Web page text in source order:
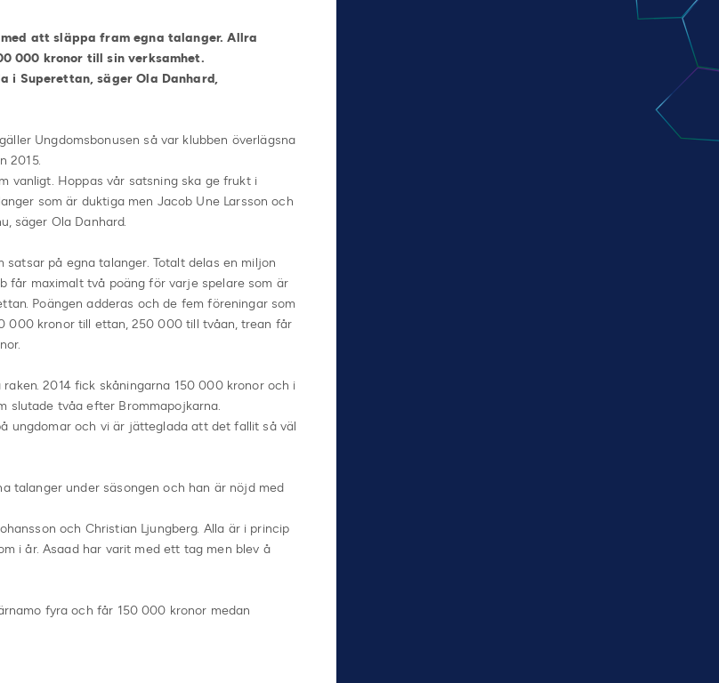
att släppa fram egna talanger. Allra
000 kronor till sin verksamhet.
i Superettan, säger Ola Danhard,
Ungdomsbonusen så var klubben överlägsna
2015.
vanligt. Hoppas vår satsning ska ge frukt i
som är duktiga men Jacob Une Larsson och
säger Ola Danhard.
på egna talanger. Totalt delas en miljon
får maximalt två poäng för varje spelare som är
Poängen adderas och de fem föreningar som
000 kronor till ettan, 250 000 till tvåan, trean får
2014 fick skåningarna 150 000 kronor och i
slutade tvåa efter Brommapojkarna.
ungdomar och vi är jätteglada att det fallit så väl
talanger under säsongen och han är nöjd med
och Christian Ljungberg. Alla är i princip
i år. Asaad har varit med ett tag men blev å
fyra och får 150 000 kronor medan